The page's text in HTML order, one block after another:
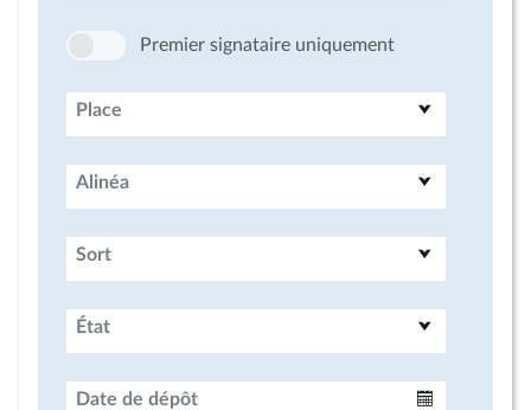
Premier signataire uniquement
Place
Alinéa
Sort
État
Date de dépôt